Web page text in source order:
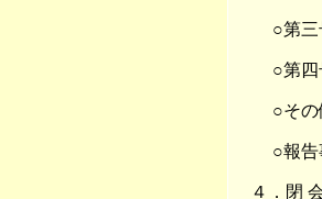
○第三
○第四
○その
○報告
４．閉